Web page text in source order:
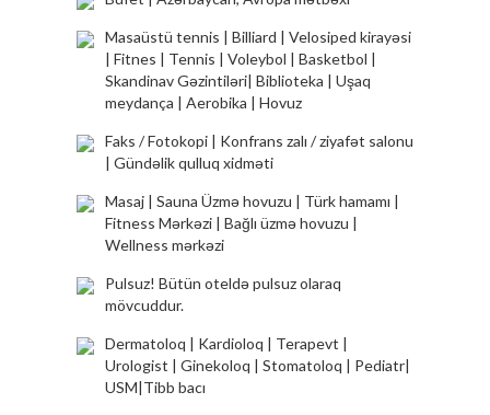
LOR
Дарсонвализация
Електрофорез
Коротковолновая терапия
Инфракрасное облучение
Лазеротерапия
Магнитотерапия
Ультразвуковая терапия
Амплипульс
Masaüstü tennis | Billiard | Velosiped kirayəsi
| Fitnes | Tennis | Voleybol | Basketbol |
Skandinav Gəzintiləri| Biblioteka | Uşaq
meydança | Aerobika | Hovuz
Faks / Fotokopi | Konfrans zalı / ziyafət salonu
| Gündəlik qulluq xidməti
Masaj | Sauna Üzmə hovuzu | Türk hamamı |
Fitness Mərkəzi | Bağlı üzmə hovuzu |
Wellness mərkəzi
Pulsuz! Bütün oteldə pulsuz olaraq
mövcuddur.
Dermatoloq | Kardioloq | Terapevt |
Urologist | Ginekoloq | Stomatoloq | Pediatr|
USM|Tibb bacı